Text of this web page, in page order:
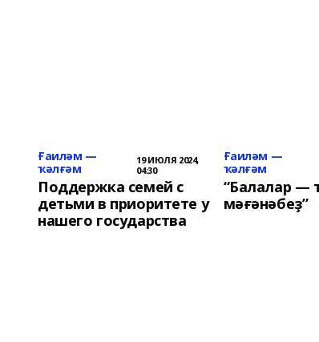
Ғаиләм —
ҡәлғәм
19 ИЮЛЯ 2024,
04:30
Поддержка семей с
детьми в приоритете у
нашего государства
Ғаиләм —
ҡәлғәм
“Балалар —
мәғәнәбеҙ”